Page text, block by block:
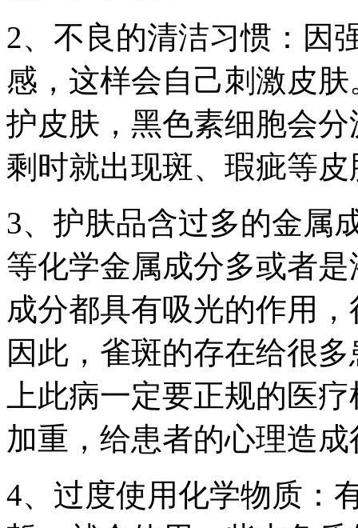
2、不良的清洁习惯：因
感，这样会自己刺激皮
护皮肤，黑色素细胞会
剩时就出现斑、瑕疵等
3、护肤品含过多的金属
等化学金属成分多或者
成分都具有吸光的作用
因此，雀斑的存在给很
上此病一定要正规的医
加重，给患者的心理造
4、过度使用化学物质：